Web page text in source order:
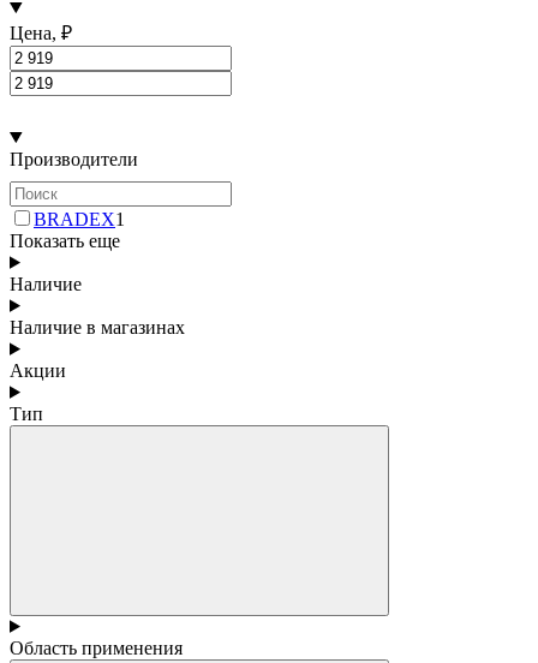
Цена, ₽
Производители
BRADEX1
Показать еще
Наличие
Наличие в магазинах
Акции
Тип
Область применения